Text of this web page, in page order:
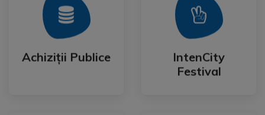
Achiziții Publice
Achiziții Publice
Mai Mult
IntenCity
Festival
IntenCity
Festival
Mai Mult